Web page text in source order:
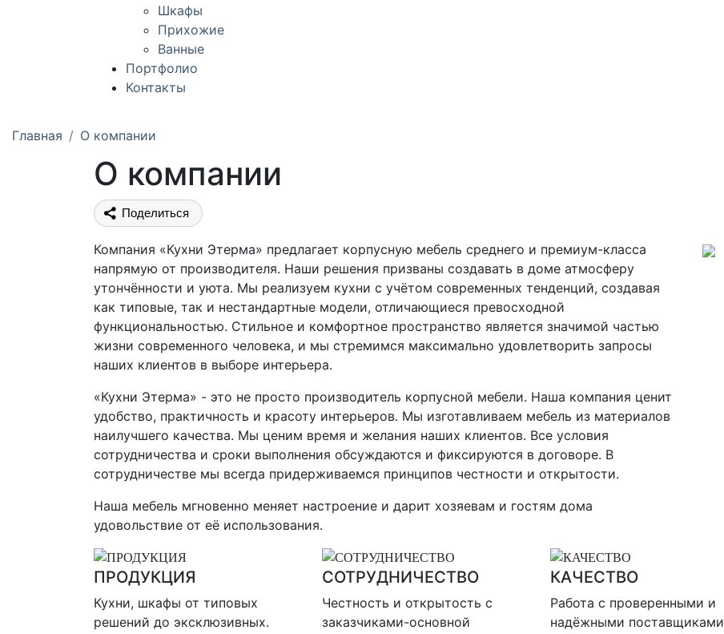
Шкафы
Прихожие
Ванные
Портфолио
Контакты
Главная О компании
О компании
Поделиться
Компания «Кухни Этерма» предлагает корпусную мебель среднего и премиум-класса
напрямую от производителя. Наши решения призваны создавать в доме атмосферу
утончённости и уюта. Мы реализуем кухни с учётом современных тенденций, создавая
как типовые, так и нестандартные модели, отличающиеся превосходной
функциональностью. Стильное и комфортное пространство является значимой частью
жизни современного человека, и мы стремимся максимально удовлетворить запросы
наших клиентов в выборе интерьера.
«Кухни Этерма» - это не просто производитель корпусной мебели. Наша компания ценит
удобство, практичность и красоту интерьеров. Мы изготавливаем мебель из материалов
наилучшего качества. Мы ценим время и желания наших клиентов. Все условия
сотрудничества и сроки выполнения обсуждаются и фиксируются в договоре. В
сотрудничестве мы всегда придерживаемся принципов честности и открытости.
Наша мебель мгновенно меняет настроение и дарит хозяевам и гостям дома
удовольствие от её использования.
ПРОДУКЦИЯ
Кухни, шкафы от типовых
решений до эксклюзивных.
СОТРУДНИЧЕСТВО
Честность и открытость с
заказчиками-основной
КАЧЕСТВО
Работа с проверенными и
надёжными поставщиками